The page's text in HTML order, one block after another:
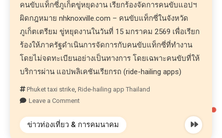
คนขับแท็กซี่ภูเก็ตขู่หยุดงาน เรียกร้องจัดการคนขับแอปฯ
ผิดกฎหมาย nhknoxville.com – คนขับแท็กซี่ในจังหวัด
ภูเก็ตเตรียม ขู่หยุดงานในวันที่ 15 มกราคม 2569 เพื่อเรียก
ร้องให้ภาครัฐดำเนินการจัดการกับคนขับแท็กซี่ที่ทำงาน
โดยไม่จดทะเบียนอย่างเป็นทางการ โดยเฉพาะคนขับที่ให้
บริการผ่าน แอปพลิเคชันเรียกรถ (ride-hailing apps)
Phuket taxi strike,Ride-hailing app Thailand
Leave a Comment
ข่าวท่องเที่ยว & การคมนาคม